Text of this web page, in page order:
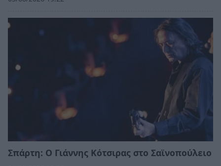
Σπάρτη: Ο Γιάννης Κότσιρας στο Σαϊνοπούλειο